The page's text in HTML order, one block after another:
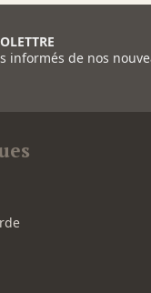
informés de nos